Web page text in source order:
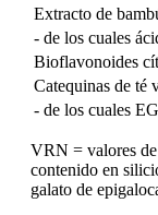
Extracto de
- de los cuales
Bioflavonoides
Catequinas de té
- de los cuales
VRN = valores
contenido en
galato de